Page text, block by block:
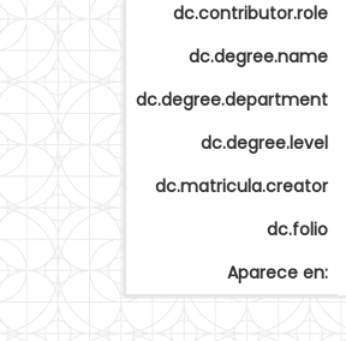
dc.contributor.role
dc.degree.name
dc.degree.department
dc.degree.level
dc.matricula.creator
dc.folio
Aparece en: